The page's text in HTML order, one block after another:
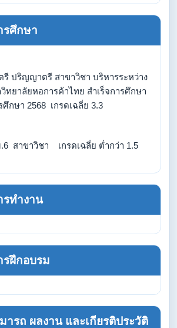
รศึกษา
ปริญญาตรี สาขาวิชา บริหารระหว่าง
ทยาลัยหอการค้าไทย สำเร็จการศึกษา
ศึกษา 2568 เกรดเฉลี่ย 3.3
สาขาวิชา เกรดเฉลี่ย ต่ำกว่า 1.5
รทำงาน
รฝึกอบรม
ารถ ผลงาน และเกียรติประวัติ